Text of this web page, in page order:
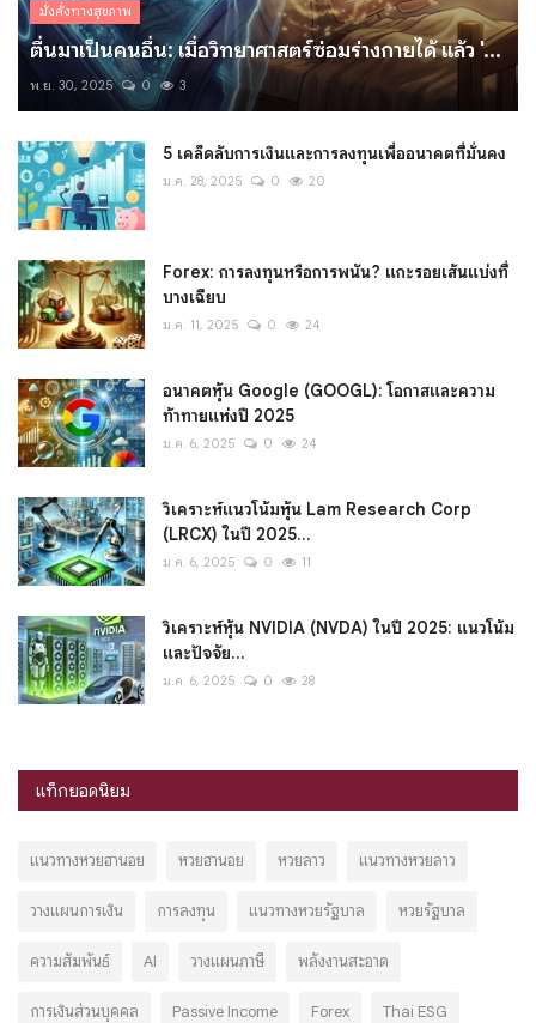
มั่งคั่งทางสุขภาพ
ตื่นมาเป็นคนอื่น: เมื่อวิทยาศาสตร์ซ่อมร่างกายได้ แล้ว '...
พ.ย. 30, 2025 0 3
5 เคล็ดลับการเงินและการลงทุนเพื่ออนาคตที่มั่นคง
ม.ค. 28, 2025 0 20
Forex: การลงทุนหรือการพนัน? แกะรอยเส้นแบ่งที่
บางเฉียบ
ม.ค. 11, 2025 0 24
อนาคตหุ้น Google (GOOGL): โอกาสและความ
ท้าทายแห่งปี 2025
ม.ค. 6, 2025 0 24
วิเคราะห์แนวโน้มหุ้น Lam Research Corp
(LRCX) ในปี 2025...
ม.ค. 6, 2025 0 11
วิเคราะห์หุ้น NVIDIA (NVDA) ในปี 2025: แนวโน้ม
และปัจจัย...
ม.ค. 6, 2025 0 28
แท็กยอดนิยม
แนวทางหวยฮานอย หวยฮานอย หวยลาว แนวทางหวยลาว
วางแผนการเงิน การลงทุน แนวทางหวยรัฐบาล หวยรัฐบาล
ความสัมพันธ์ AI วางแผนภาษี พลังงานสะอาด
การเงินส่วนบุคคล Passive Income Forex Thai ESG